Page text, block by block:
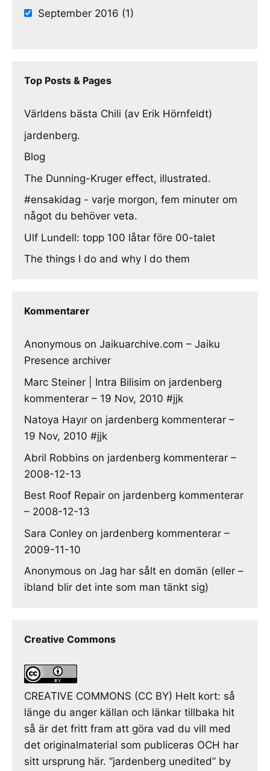
September 2016 (1)
Top Posts & Pages
Världens bästa Chili (av Erik Hörnfeldt)
jardenberg.
Blog
The Dunning-Kruger effect, illustrated.
#ensakidag - varje morgon, fem minuter om
något du behöver veta.
Ulf Lundell: topp 100 låtar före 00-talet
The things I do and why I do them
Kommentarer
Anonymous on Jaikuarchive.com – Jaiku
Presence archiver
Marc Steiner | Intra Bilisim on jardenberg
kommenterar – 19 Nov, 2010 #jjk
Natoya Hayır on jardenberg kommenterar –
19 Nov, 2010 #jjk
Abril Robbins on jardenberg kommenterar –
2008-12-13
Best Roof Repair on jardenberg kommenterar
– 2008-12-13
Sara Conley on jardenberg kommenterar –
2009-11-10
Anonymous on Jag har sålt en domän (eller –
ibland blir det inte som man tänkt sig)
Creative Commons
CREATIVE COMMONS (CC BY) Helt kort: så
länge du anger källan och länkar tillbaka hit
så är det fritt fram att göra vad du vill med
det originalmaterial som publiceras OCH har
sitt ursprung här. ”jardenberg unedited” by